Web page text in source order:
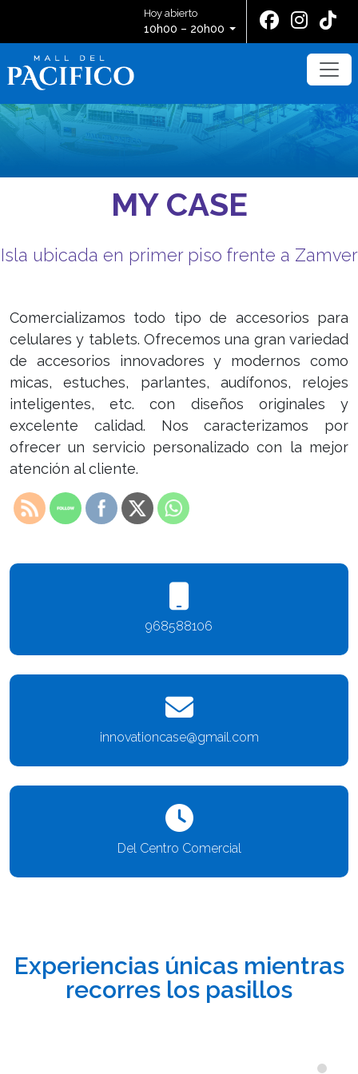
Hoy abierto
10h00 – 20h00
MY CASE
Isla ubicada en primer piso frente a Zamver
Comercializamos todo tipo de accesorios para
celulares y tablets. Ofrecemos una gran variedad
de accesorios innovadores y modernos como
micas, estuches, parlantes, audífonos, relojes
inteligentes, etc. con diseños originales y
excelente calidad. Nos caracterizamos por
ofrecer un servicio personalizado con la mejor
atención al cliente.
968588106
innovationcase@gmail.com
Del Centro Comercial
Experiencias únicas mientras
recorres los pasillos